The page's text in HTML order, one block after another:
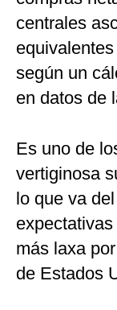
centrales
según un
en datos de
Es uno de
vertiginosa
lo que va
más laxa
de Estados